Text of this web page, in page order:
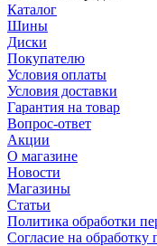
Каталог
Шины
Диски
Покупателю
Условия оплаты
Условия доставки
Гарантия на товар
Вопрос-ответ
Акции
О магазине
Новости
Магазины
Статьи
Политика обработки
Согласие на